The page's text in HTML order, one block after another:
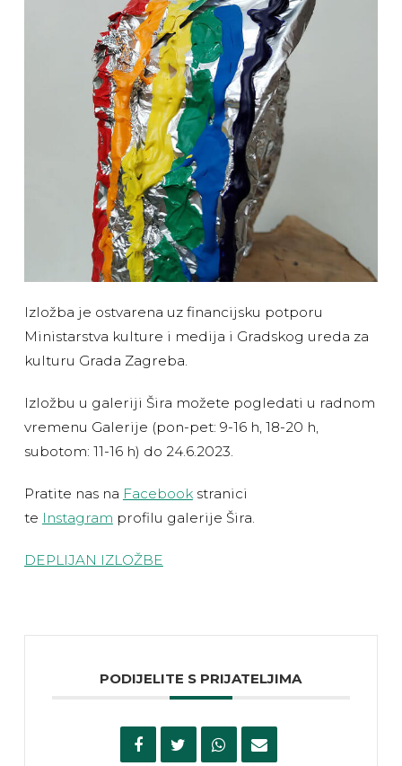
Izložba je ostvarena uz financijsku potporu
Ministarstva kulture i medija i Gradskog ureda za
kulturu Grada Zagreba.
Izložbu u galeriji Šira možete pogledati u radnom
vremenu Galerije (pon-pet: 9-16 h, 18-20 h,
subotom: 11-16 h) do 24.6.2023.
Pratite nas na Facebookstranici
te Instagram profilu galerije Šira.
DEPLIJAN IZLOŽBE
PODIJELITE S PRIJATELJIMA